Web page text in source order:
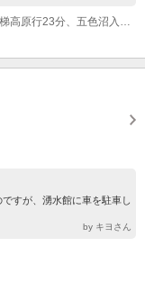
すが、湧水館に車を駐車し
by キヨさん